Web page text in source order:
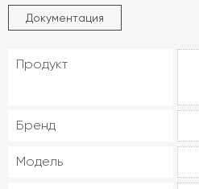
Документация
Продукт
Бренд
Модель